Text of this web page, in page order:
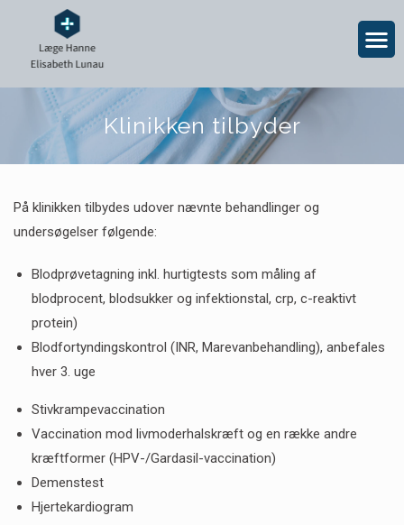
Klinikken tilbyder
På klinikken tilbydes udover nævnte behandlinger og
undersøgelser følgende:
Blodprøvetagning inkl. hurtigtests som måling af
blodprocent, blodsukker og infektionstal, crp, c-reaktivt
protein)
Blodfortyndingskontrol (INR, Marevanbehandling), anbefales
hver 3. uge
Stivkrampevaccination
Vaccination mod livmoderhalskræft og en række andre
kræftformer (HPV-/Gardasil-vaccination)
Demenstest
Hjertekardiogram